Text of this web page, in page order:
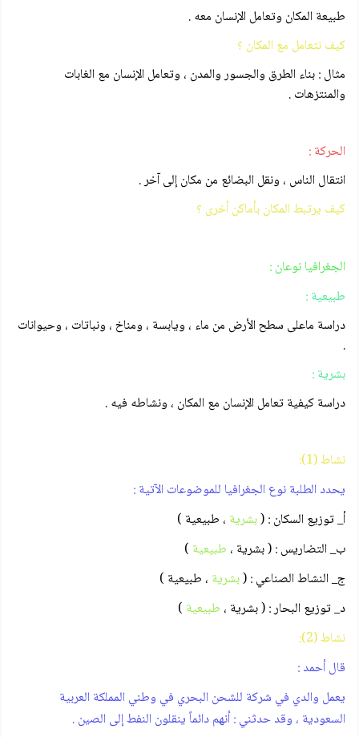
طبيعة المكان وتعامل الإنسان معه .
كيف نتعامل مع المكان ؟
مثال : بناء الطرق والجسور والمدن ، وتعامل الإنسان مع الغابات
والمنتزهات .
الحركة :
انتقال الناس ، ونقل البضائع من مكان إلى آخر .
كيف يرتبط المكان بأماكن أخرى ؟
الجغرافيا نوعان :
طبيعية :
دراسة ماعلى سطح الأرض من ماء ، ويابسة ، ومناخ ، ونباتات ، وحيوانات
.
بشرية :
دراسة كيفية تعامل الإنسان مع المكان ، ونشاطه فيه .
نشاط (1):
يحدد الطلبة نوع الجغرافيا للموضوعات الآتية :
أ_ توزيع السكان : (بشرية ، طبيعية )
ب_ التضاريس : ( بشرية ، طبيعية )
ج_ النشاط الصناعي : (بشرية ، طبيعية )
د_ توزيع البحار : ( بشرية ، طبيعية )
نشاط (2):
قال أحمد :
يعمل والدي في شركة للشحن البحري في وطني المملكة العربية
السعودية ، وقد حدثني : أنهم دائماً ينقلون النفط إلى الصين .